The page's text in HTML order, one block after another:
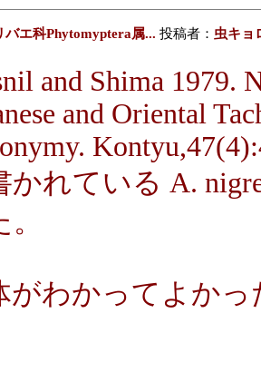
バエ科Phytomyptera属... 投稿者： 虫キョ
and Shima 1979.
and Oriental
かれている A.
がわかってよかっ